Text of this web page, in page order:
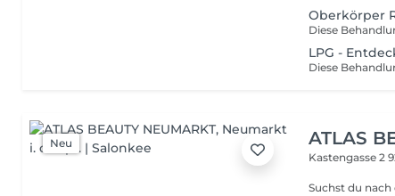
Oberkörper
LPG -
Neu ATLAS
Kastengasse 2
Suchst du